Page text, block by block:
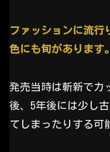
ファッションに流行
色にも旬があります。
発売当時は斬新でカ
後、5年後には少し
てしまったりする可